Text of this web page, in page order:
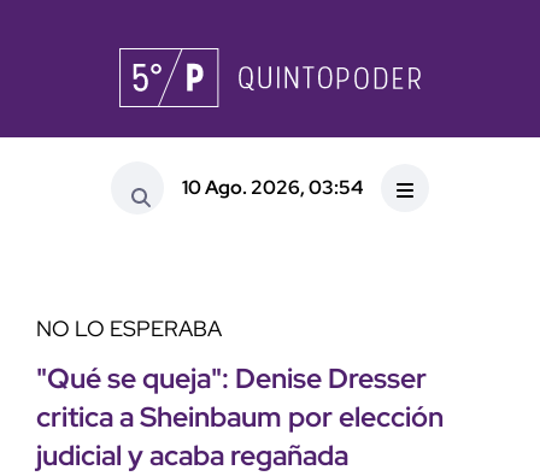
10 Ago. 2026, 03:54
NO LO ESPERABA
"Qué se queja": Denise Dresser
critica a Sheinbaum por elección
judicial y acaba regañada